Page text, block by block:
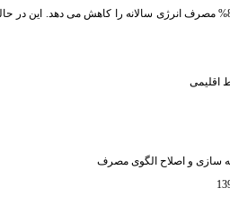
اقلیمی
سازی و اصلاح الگوی مصرف